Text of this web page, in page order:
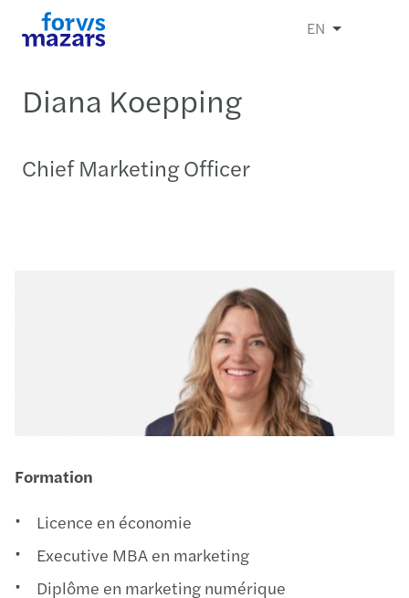
EN
Diana Koepping
Chief Marketing Officer
Formation
Licence en économie
Executive MBA en marketing
Diplôme en marketing numérique